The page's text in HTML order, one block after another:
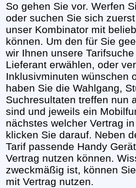
So gehen Sie vor. Werfen
oder suchen Sie sich
unser Kombinator mit
können. Um den für Sie
wir Ihnen unsere
Lieferant erwählen, oder
Inklusivminuten wünschen
haben Sie die Wahlgang,
Suchresultaten treffen nun
sind und jeweils ein
nächstes welcher Vertrag
klicken Sie darauf. Neben
Tarif passende Handy
Vertrag nutzen können.
zweckmäßig ist, können
mit Vertrag nutzen.